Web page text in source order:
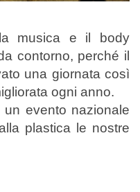
musica e il body
contorno, perché il
una giornata così
ogni anno.
evento nazionale
plastica le nostre